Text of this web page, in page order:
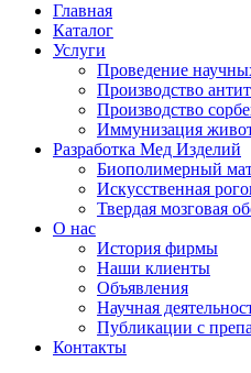
Главная
Каталог
Услуги
Проведение
Производство
Производство
Иммунизация
Разработка Мед Изделий
Биополимерный
Искусственная
Твердая мозговая
О нас
История фирмы
Наши клиенты
Объявления
Научная
Публикации с
Контакты